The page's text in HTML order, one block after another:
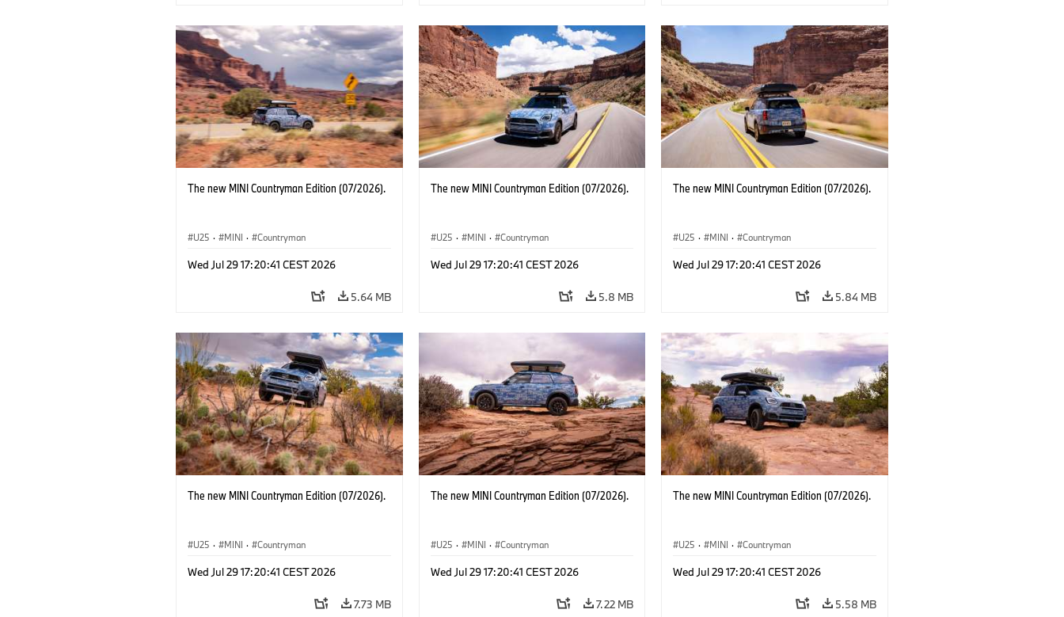
The new MINI Countryman Edition (07/2026).
U25 · MINI · Countryman
Wed Jul 29 17:20:41 CEST 2026
5.64 MB
The new MINI Countryman Edition (07/2026).
U25 · MINI · Countryman
Wed Jul 29 17:20:41 CEST 2026
5.8 MB
The new MINI Countryman Edition (07/2026).
U25 · MINI · Countryman
Wed Jul 29 17:20:41 CEST 2026
5.84 MB
The new MINI Countryman Edition (07/2026).
U25 · MINI · Countryman
Wed Jul 29 17:20:41 CEST 2026
7.73 MB
The new MINI Countryman Edition (07/2026).
U25 · MINI · Countryman
Wed Jul 29 17:20:41 CEST 2026
7.22 MB
The new MINI Countryman Edition (07/2026).
U25 · MINI · Countryman
Wed Jul 29 17:20:41 CEST 2026
5.58 MB